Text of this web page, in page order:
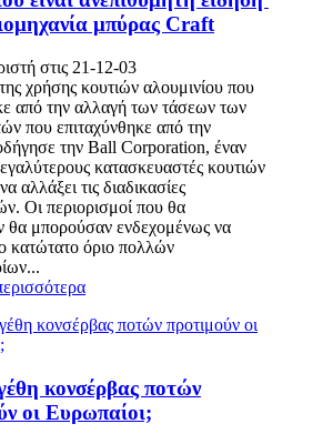
μπύρας Craft
στις 21-12-03
χρήσης κουτιών αλουμινίου που
από την αλλαγή των τάσεων των
που επιταχύνθηκε από την
την Ball Corporation, έναν
κατασκευαστές κουτιών
αλλάξει τις διαδικασίες
Οι περιορισμοί που θα
θα μπορούσαν ενδεχομένως να
κατώτατο όριο πολλών
κονσέρβας ποτών
οι Ευρωπαίοι;